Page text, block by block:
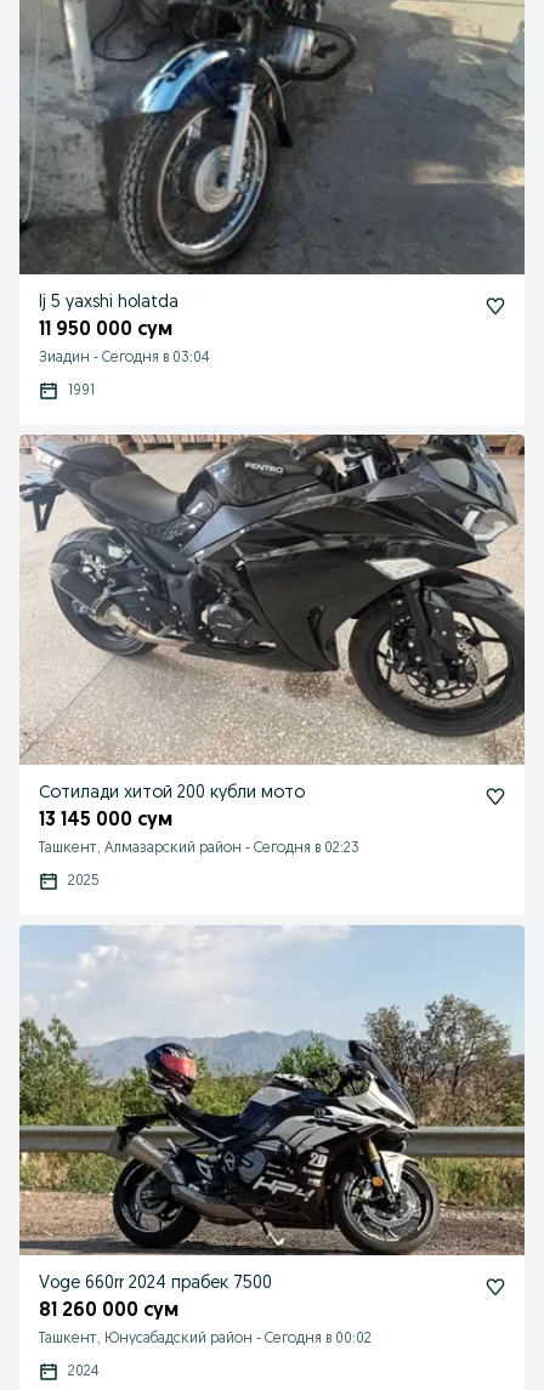
Ij 5 yaxshi holatda
11 950 000 сум
Зиадин - Сегодня в 03:04
1991
Сотилади хитой 200 кубли мото
13 145 000 сум
Ташкент, Алмазарский район - Сегодня в 02:23
2025
Voge 660rr 2024 прабек 7500
81 260 000 сум
Ташкент, Юнусабадский район - Сегодня в 00:02
2024